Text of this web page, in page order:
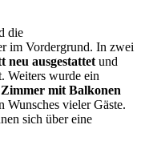
die
im Vordergrund. In zwei
neu ausgestattet und
Weiters wurde ein
Zimmer mit Balkonen
Wunsches vieler Gäste.
sich über eine